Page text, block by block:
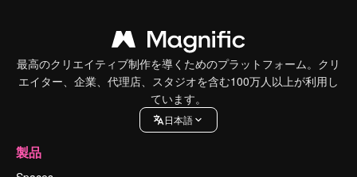
最高のクリエイティブ制作を導くためのプラットフォーム。クリ
エイター、企業、代理店、スタジオを含む100万人以上が利用し
ています。
日本語
製品